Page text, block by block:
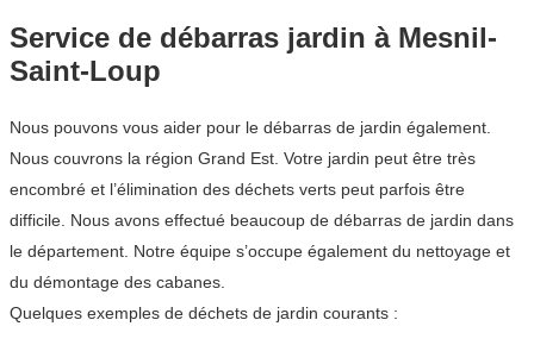
Service de débarras jardin à Mesnil-
Saint-Loup
Nous pouvons vous aider pour le débarras de jardin également.
Nous couvrons la région Grand Est. Votre jardin peut être très
encombré et l’élimination des déchets verts peut parfois être
difficile. Nous avons effectué beaucoup de débarras de jardin dans
le département. Notre équipe s’occupe également du nettoyage et
du démontage des cabanes.
Quelques exemples de déchets de jardin courants :